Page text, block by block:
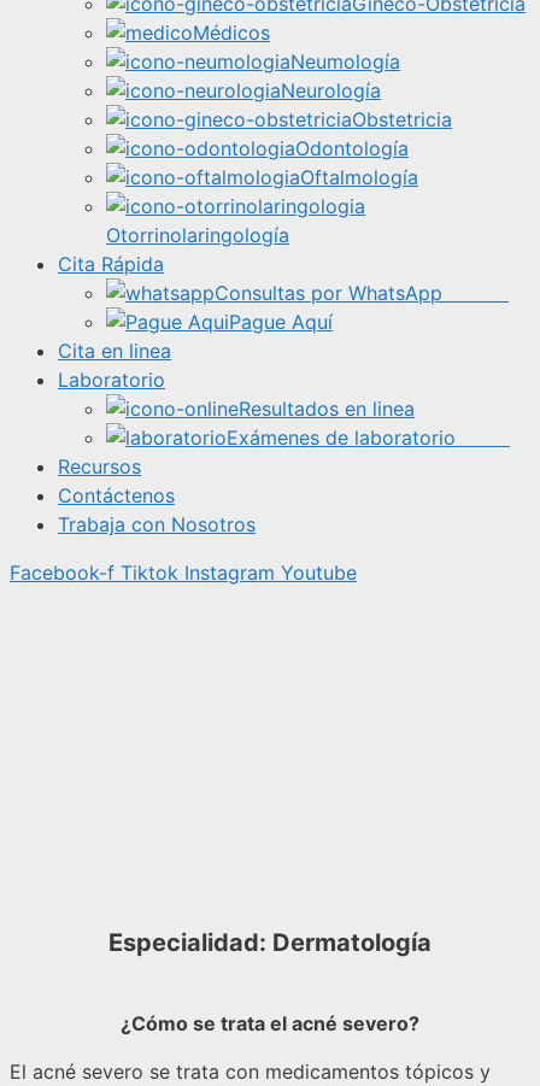
Médicos
Neumología
Neurología
Obstetricia
Odontología
Oftalmología
Otorrinolaringología
Cita Rápida
Consultas por WhatsApp
Pague Aquí
Cita en linea
Laboratorio
Resultados en linea
Exámenes de laboratorio
Recursos
Contáctenos
Trabaja con Nosotros
Facebook-f Tiktok Instagram Youtube
Especialidad: Dermatología
¿Cómo se trata el acné severo?
El acné severo se trata con medicamentos tópicos y